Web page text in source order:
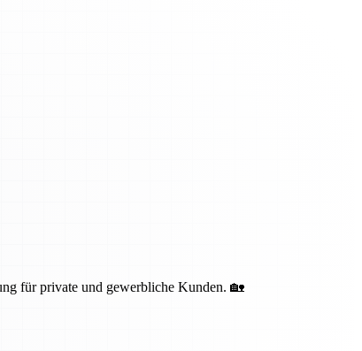
für private und gewerbliche Kunden. 🏡